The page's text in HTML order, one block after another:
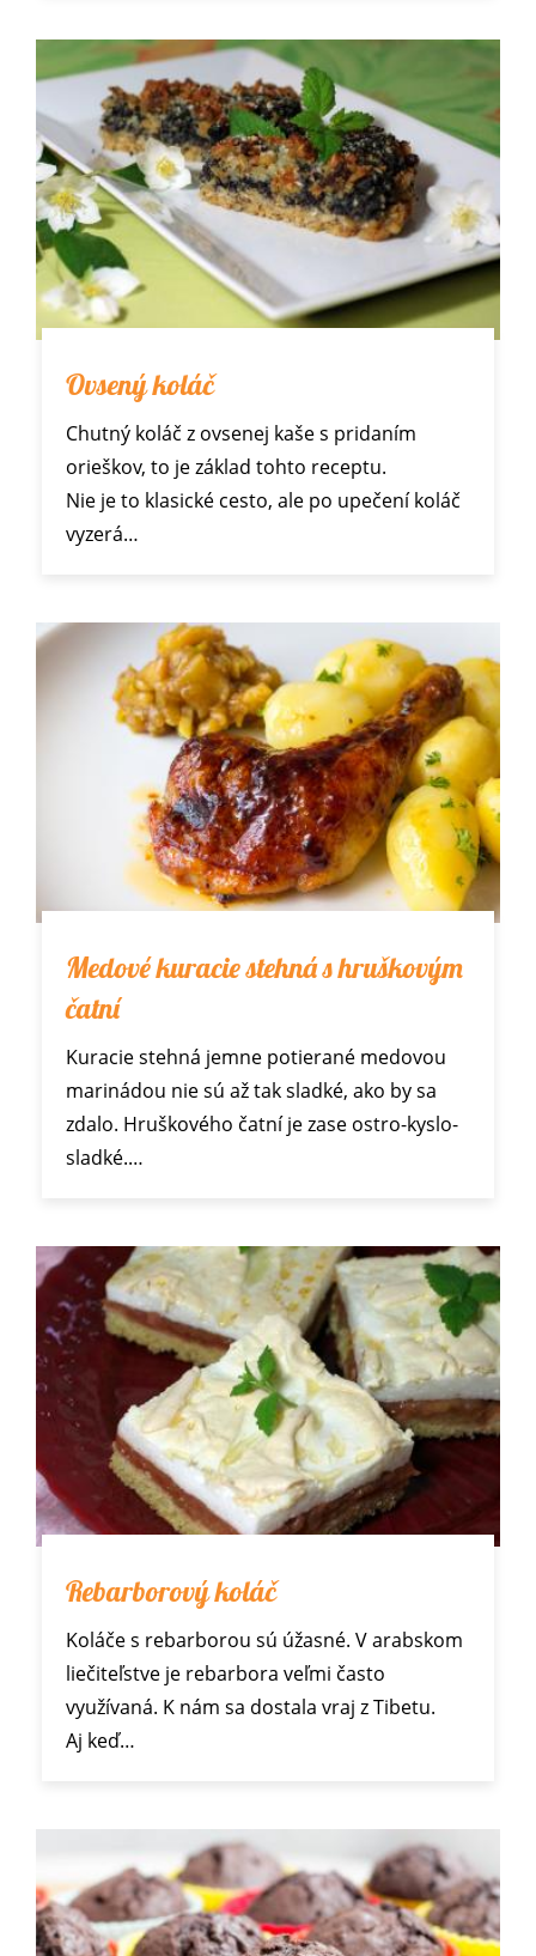
Ovsený koláč
Chutný koláč z ovsenej kaše s pridaním
orieškov, to je základ tohto receptu.
Nie je to klasické cesto, ale po upečení koláč
vyzerá…
Medové kuracie stehná s hruškovým
čatní
Kuracie stehná jemne potierané medovou
marinádou nie sú až tak sladké, ako by sa
zdalo. Hruškového čatní je zase ostro-kyslo-
sladké.…
Rebarborový koláč
Koláče s rebarborou sú úžasné. V arabskom
liečiteľstve je rebarbora veľmi často
využívaná. K nám sa dostala vraj z Tibetu.
Aj keď…